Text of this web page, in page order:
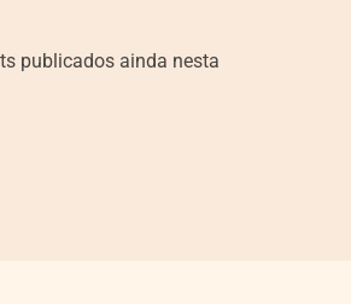
publicados ainda nesta